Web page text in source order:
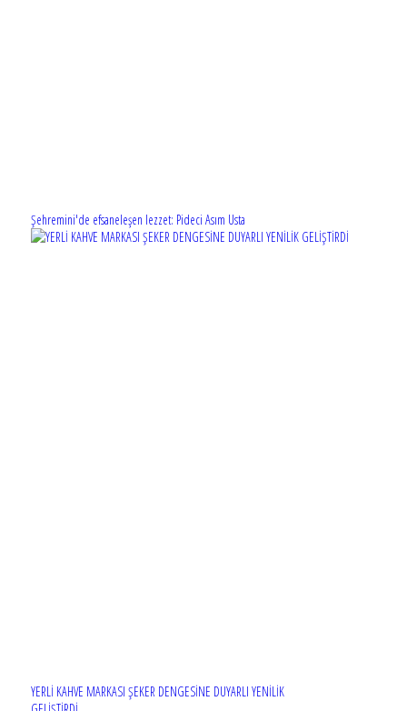
Şehremini'de efsaneleşen lezzet: Pideci Asım Usta
YERLİ KAHVE MARKASI ŞEKER DENGESİNE DUYARLI YENİLİK